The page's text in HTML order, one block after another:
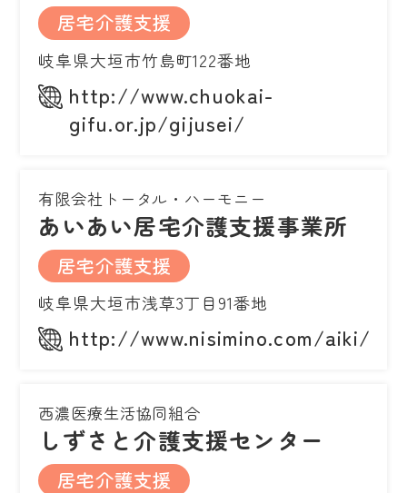
居宅介護支援
岐阜県大垣市竹島町122番地
http://www.chuokai-
gifu.or.jp/gijusei/
有限会社トータル・ハーモニー
あいあい居宅介護支援事業所
居宅介護支援
岐阜県大垣市浅草3丁目91番地
http://www.nisimino.com/aiki/
西濃医療生活協同組合
しずさと介護支援センター
居宅介護支援